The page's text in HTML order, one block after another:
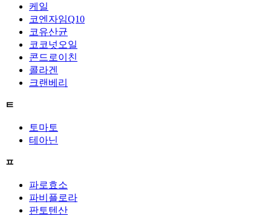
케일
코엔자임Q10
코유산균
코코넛오일
콘드로이친
콜라겐
크랜베리
ㅌ
토마토
테아닌
ㅍ
파로효소
파비플로라
판토텐산